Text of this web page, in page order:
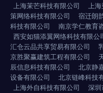
上海茉芒科技有限公司
上
策网络科技有限公司
宿迁朗
科技有限公司
南京学仁教育
西安如猫添翼网络科技有限公
汇仓云品共享贸易有限公司
京胜聚赢建筑工程有限公司
辰信息科技有限公司
北京静
设备有限公司
北京链峰科技
上海外自科技有限公司
深圳